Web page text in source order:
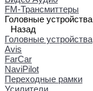
FM-Трансмиттеры
Головные устройства
Назад
Головные устройства
Avis
FarCar
NaviPilot
Переходные рамки
Усилители